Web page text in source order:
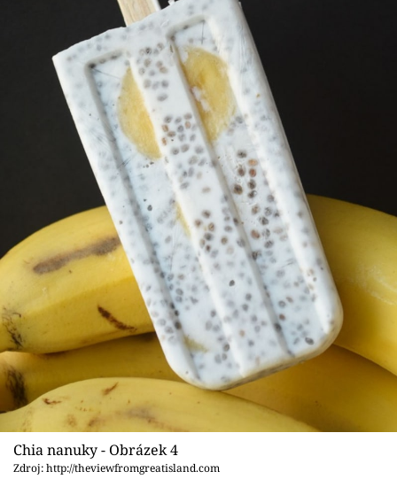
Chia nanuky - Obrázek 4
Zdroj: http://theviewfromgreatisland.com